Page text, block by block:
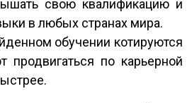
свою квалификацию и
в любых странах мира.
обучении котируются
продвигаться по карьерной